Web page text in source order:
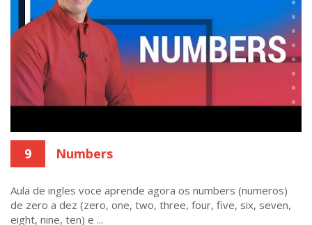
9 Numbers
Aula de ingles voce aprende agora os numbers (numeros)
de zero a dez (zero, one, two, three, four, five, six, seven,
eight, nine, ten) e ...